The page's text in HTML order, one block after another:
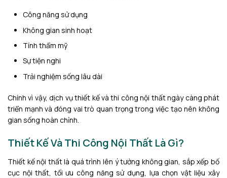
Công năng sử dụng
Không gian sinh hoạt
Tính thẩm mỹ
Sự tiện nghi
Trải nghiệm sống lâu dài
Chính vì vậy, dịch vụ thiết kế và thi công nội thất ngày càng phát
triển mạnh và đóng vai trò quan trọng trong việc tạo nên không
gian sống hoàn chỉnh.
Thiết Kế Và Thi Công Nội Thất Là Gì?
Thiết kế nội thất là quá trình lên ý tưởng không gian, sắp xếp bố
cục nội thất, tối ưu công năng sử dụng, lựa chọn vật liệu xây